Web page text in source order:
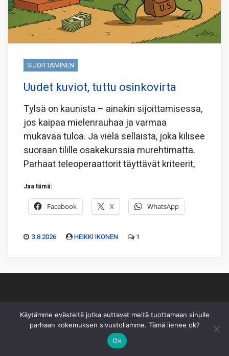
SIJOITTAMINEN
Uudet kuviot, tuttu osinkovirta
Tylsä on kaunista – ainakin sijoittamisessa,
jos kaipaa mielenrauhaa ja varmaa
mukavaa tuloa. Ja vielä sellaista, joka kilisee
suoraan tilille osakekurssia murehtimatta.
Parhaat teleoperaattorit täyttävät kriteerit,
Jaa tämä:
Facebook X WhatsApp
3.8.2026 HEIKKI IKONEN 1
Piksu Oy|Toimitus|Käyttöehdot|Mediakortti
Sivusto ei sisällä sijoitussuosituksia eikä sisältöä pidä
Käytämme evästeitä jotka auttavat meitä tuottamaan sinulle
parhaan kokemuksen sivustollamme. Tämä lienee ok?
Ok